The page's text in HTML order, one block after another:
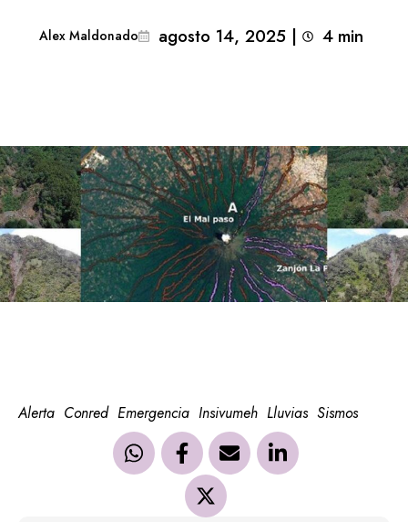
Alex Maldonado agosto 14, 2025 | 4 min
Alerta Conred Emergencia Insivumeh Lluvias Sismos